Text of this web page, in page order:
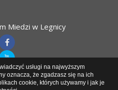
Miedzi w Legnicy
usługi na najwyższym
oznacza, że zgadzasz się na ich
cookie, których używamy i jak je